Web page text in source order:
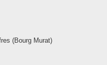
(Bourg Murat)